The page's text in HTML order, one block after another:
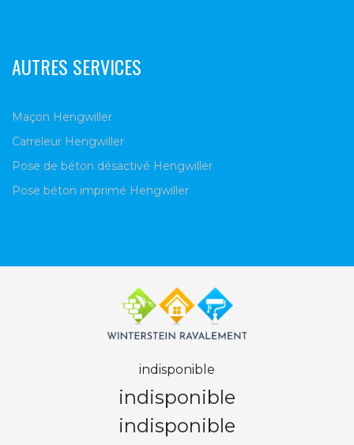
AUTRES SERVICES
Maçon Hengwiller
Carreleur Hengwiller
Pose de béton désactivé Hengwiller
Pose béton imprimé Hengwiller
indisponible
indisponible
indisponible